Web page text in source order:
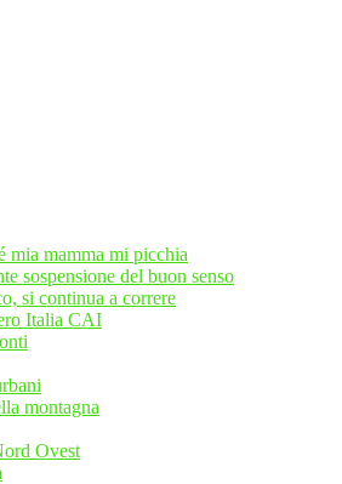
mia mamma mi picchia
sospensione del buon senso
si continua a correre
Italia CAI
montagna
Ovest